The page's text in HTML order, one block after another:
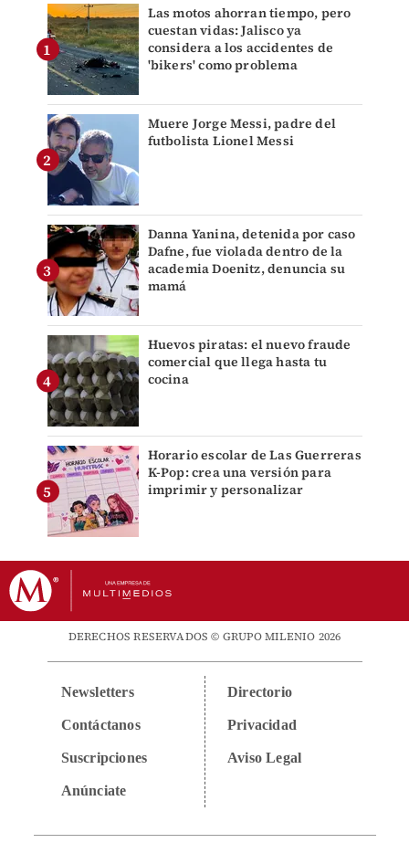
Las motos ahorran tiempo, pero
cuestan vidas: Jalisco ya
considera a los accidentes de
'bikers' como problema
Muere Jorge Messi, padre del
futbolista Lionel Messi
Danna Yanina, detenida por caso
Dafne, fue violada dentro de la
academia Doenitz, denuncia su
mamá
Huevos piratas: el nuevo fraude
comercial que llega hasta tu
cocina
Horario escolar de Las Guerreras
K-Pop: crea una versión para
imprimir y personalizar
DERECHOS RESERVADOS © GRUPO MILENIO 2026
Newsletters
Contáctanos
Suscripciones
Anúnciate
Directorio
Privacidad
Aviso Legal